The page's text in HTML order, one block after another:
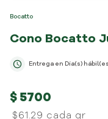
Bocatto
Cono Bocatto
Entrega en Día(s)
$5700
$61.29 cada gr